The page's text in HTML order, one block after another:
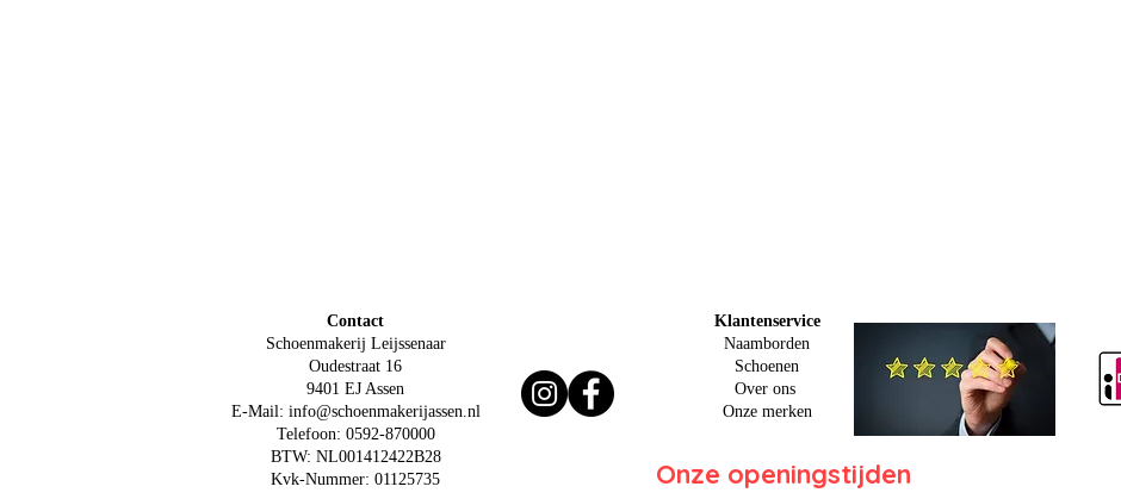
Contact
Schoenmakerij Leijssenaar
Oudestraat 16
9401 EJ Assen
E-Mail: info@schoenmakerijassen.nl
Telefoon: 0592-870000
BTW: NL001412422B28
Kvk-Nummer: 01125735
Klantenservice
Naamborden
Schoenen
Over ons
Onze merken
Onze openingstijden